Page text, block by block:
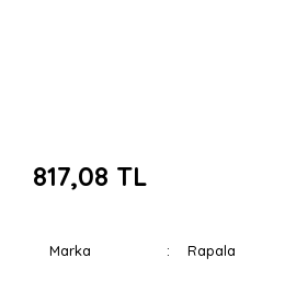
817,08 TL
Marka Rapala